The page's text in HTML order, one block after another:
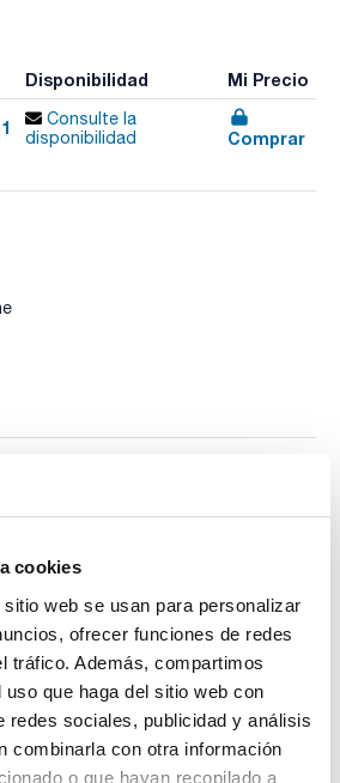
cookies
web se usan para personalizar
ofrecer funciones de redes
tráfico. Además, compartimos
que haga del sitio web con
redes sociales, publicidad y análisis
combinarla con otra información
o que hayan recopilado a
Disponibilidad Mi Precio
Consulte la
disponibilidad
Comprar
descargas
con esta imagen son